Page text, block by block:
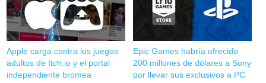
Apple carga contra los juegos
adultos de Itch.io y el portal
independiente bromea
Epic Games habría ofrecido
200 millones de dólares a Sony
por llevar sus exclusivos a PC